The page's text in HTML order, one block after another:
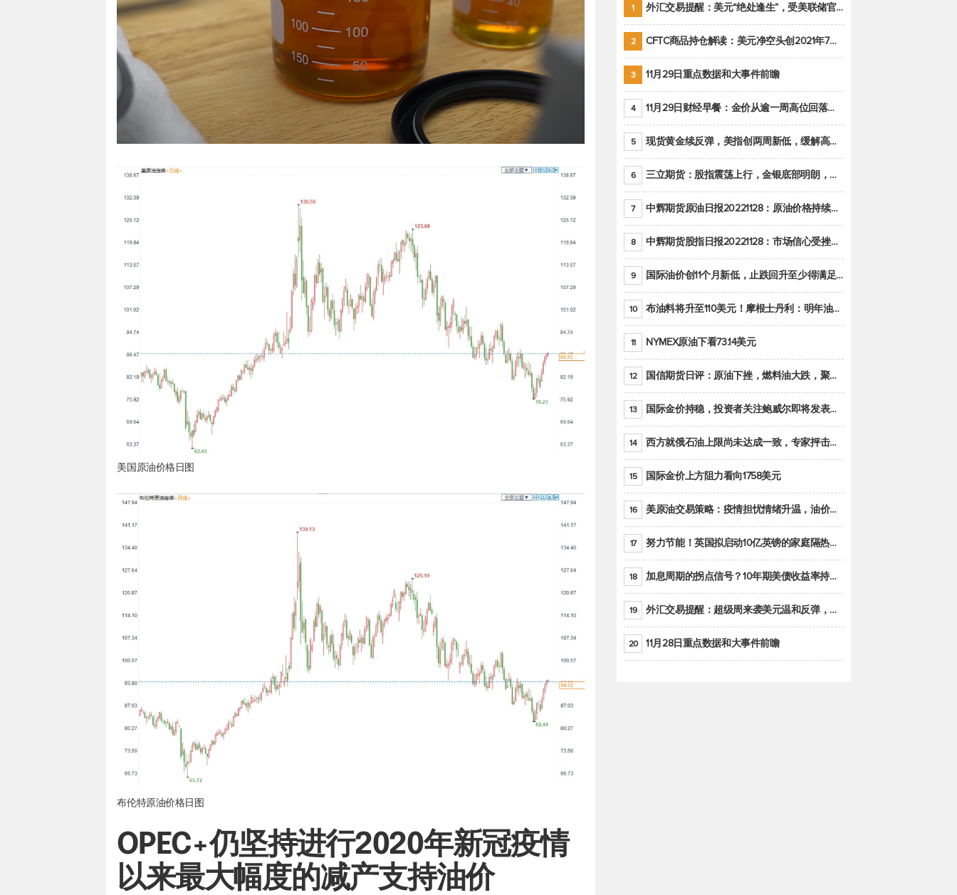
美国原油价格日图
布伦特原油价格日图
OPEC+仍坚持进行2020年新冠疫情
以来最大幅度的减产支持油价
1 外汇交易提醒：美元“绝处逢生”，受美联储官员鹰派讲话支撑
2 CFTC商品持仓解读：美元净空头创2021年7月以来最大，黄金期货投机性净多头头寸减少
3 11月29日重点数据和大事件前瞻
4 11月29日财经早餐：金价从逾一周高位回落，美联储官员重申鹰派立场推动美元回升
5 现货黄金续反弹，美指创两周新低，缓解高通胀美国须治本
6 三立期货：股指震荡上行，金银底部明朗，原油偏弱走势(20221128收评)
7 中辉期货原油日报20221128：原油价格持续下降，市场关注OPEC+新一轮产能政策
8 中辉期货股指日报20221128：市场信心受挫，股指全线回调
9 国际油价创11个月新低，止跌回升至少得满足二大条件之一
10 布油料将升至110美元！摩根士丹利：明年油市面临七大不确定性
11 NYMEX原油下看73.14美元
12 国信期货日评：原油下挫，燃料油大跌，聚烯烃谨慎回调
13 国际金价持稳，投资者关注鲍威尔即将发表的讲话
14 西方就俄石油上限尚未达成一致，专家抨击限价是无用功
15 国际金价上方阻力看向1758美元
16 美原油交易策略：疫情担忧情绪升温，油价跌创年内新低
17 努力节能！英国拟启动10亿英镑的家庭隔热工程 减少能源消耗
18 加息周期的拐点信号？10年期美债收益率持续低于联邦基金利率目标区间
19 外汇交易提醒：超级周来袭美元温和反弹，警惕筑底可能性
20 11月28日重点数据和大事件前瞻